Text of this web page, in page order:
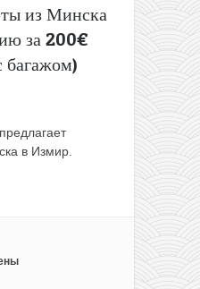
из Минска
за 200€
багажом)
предлагает
в Измир.